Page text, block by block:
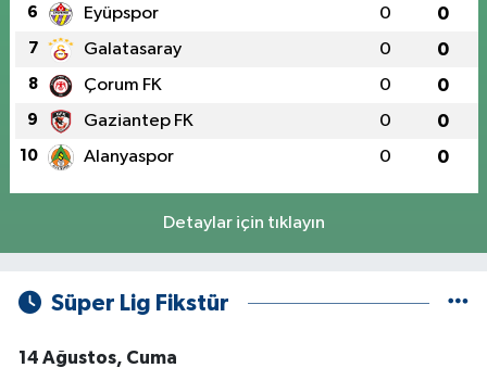
6 Eyüpspor 0 0
7 Galatasaray 0 0
8 Çorum FK 0 0
9 Gaziantep FK 0 0
10 Alanyaspor 0 0
Detaylar için tıklayın
Süper Lig Fikstür
14 Ağustos, Cuma